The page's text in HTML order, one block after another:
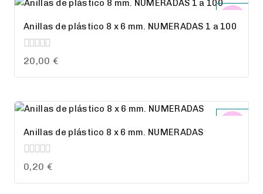
Anillas de plástico 8 x 6 mm. NUMERADAS 1 a 100
0
of
20,00 €
Anillas de plástico 8 x 6 mm. NUMERADAS
0
out
of
0,20 €